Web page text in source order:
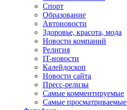
Спорт
Образование
Автоновости
Здоровье, красота, мода
Новости компаний
Религия
IT-новости
Калейдоскоп
Новости сайта
Пресс-релизы
Самые комментируемые
Самые просматриваемые